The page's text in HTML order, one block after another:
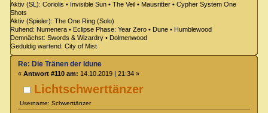
Aktiv (SL): Coriolis • Invisible Sun • The Veil • Mausritter • Cypher System One
Shots
Aktiv (Spieler): The One Ring (Solo)
Ruhend: Numenera • Eclipse Phase: Year Zero • Dune • Humblewood
Demnächst: Swords & Wizardry • Dolmenwood
Geduldig wartend: City of Mist
Lichtschwerttänzer
Username: Schwerttänzer
Re: Die Tränen der Idune
« Antwort #110 am: 14.10.2019 | 21:34 »